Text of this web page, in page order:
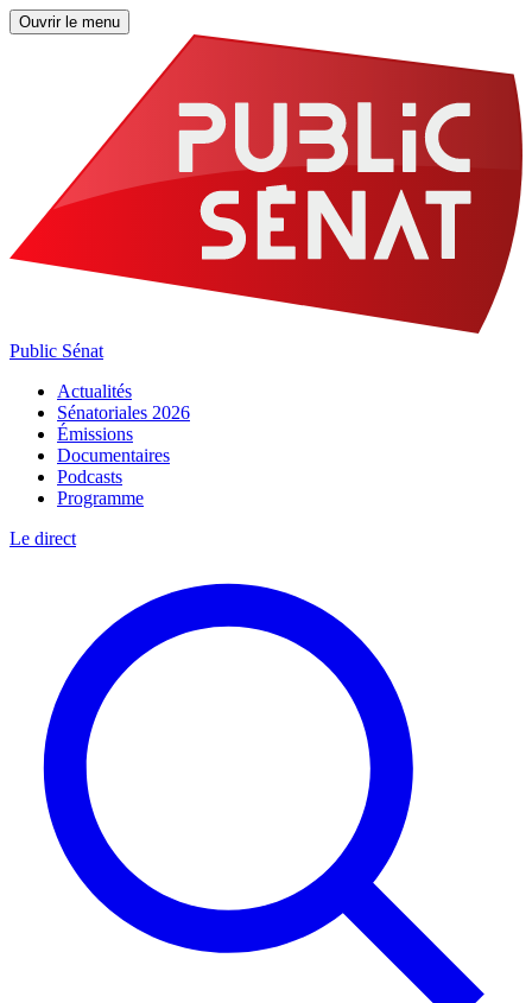
Ouvrir le menu
Public Sénat
Actualités
Sénatoriales 2026
Émissions
Documentaires
Podcasts
Programme
Le direct